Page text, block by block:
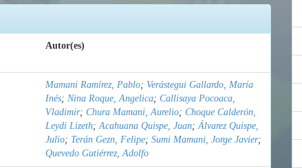
Autor(es)
Mamani Ramírez, Pablo; Verástegui Gallardo, María
Inés; Nina Roque, Angelica; Callisaya Pocoaca,
Vladimir; Chura Mamani, Aurelio; Choque Calderón,
Leydi Lizeth;Acahuana Quispe, Juan;Álvarez Quispe,
Julio; Terán Gezn, Felipe; Sumi Mamani, Jorge Javier;
Quevedo Gutiérrez, Adolfo